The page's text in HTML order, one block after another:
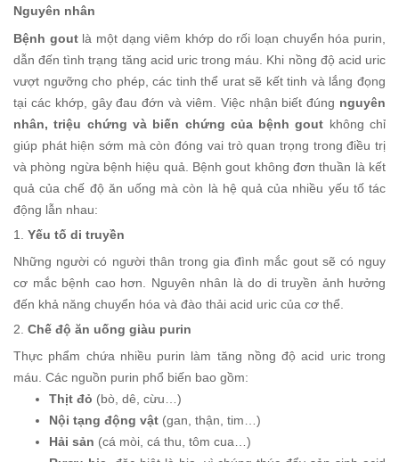
Nguyên nhân
Bệnh goutlà một dạng viêm khớp do rối loạn chuyển hóa purin,
dẫn đến tình trạng tăng acid uric trong máu. Khi nồng độ acid uric
vượt ngưỡng cho phép, các tinh thể urat sẽ kết tinh và lắng đọng
tại các khớp, gây đau đớn và viêm. Việc nhận biết đúng nguyên
nhân, triệu chứng và biến chứng của bệnh gout không chỉ
giúp phát hiện sớm mà còn đóng vai trò quan trọng trong điều trị
và phòng ngừa bệnh hiệu quả. Bệnh gout không đơn thuần là kết
quả của chế độ ăn uống mà còn là hệ quả của nhiều yếu tố tác
động lẫn nhau:
1. Yếu tố di truyền
Những người có người thân trong gia đình mắc gout sẽ có nguy
cơ mắc bệnh cao hơn. Nguyên nhân là do di truyền ảnh hưởng
đến khả năng chuyển hóa và đào thải acid uric của cơ thể.
2. Chế độ ăn uống giàu purin
Thực phẩm chứa nhiều purin làm tăng nồng độ acid uric trong
máu. Các nguồn purin phổ biến bao gồm:
Thịt đỏ (bò, dê, cừu…)
Nội tạng động vật (gan, thận, tim…)
Hải sản (cá mòi, cá thu, tôm cua…)